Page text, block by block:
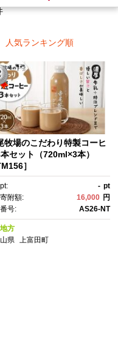
人気ランキング順
牧場のこだわり特製コーヒ
セット（720ml×3本）
］
- pt
附額:
16,000 円
号:
AS26-NT
方
県 上富田町